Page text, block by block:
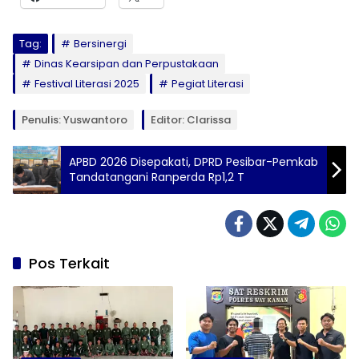
Tag:
Bersinergi
Dinas Kearsipan dan Perpustakaan
Festival Literasi 2025
Pegiat Literasi
Penulis: Yuswantoro Editor: Clarissa
APBD 2026 Disepakati, DPRD Pesibar-Pemkab
Tandatangani Ranperda Rp1,2 T
Pos Terkait